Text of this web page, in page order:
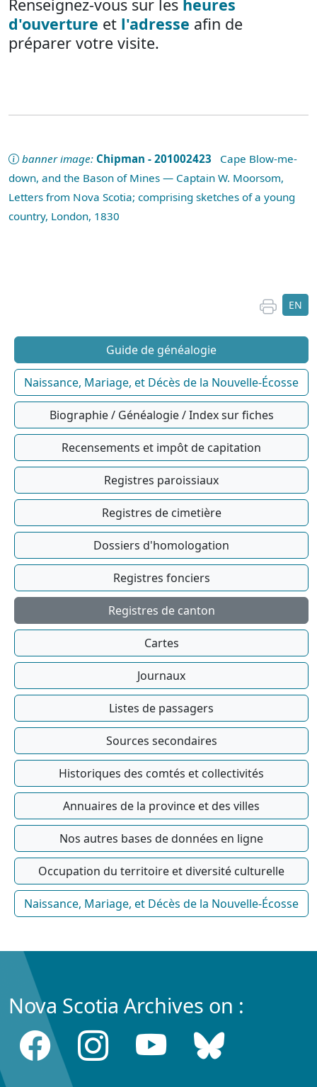
Renseignez-vous sur les heures
d'ouverture et l'adresse afin de
préparer votre visite.
banner image: Chipman - 201002423 Cape Blow-me-
down, and the Bason of Mines — Captain W. Moorsom,
Letters from Nova Scotia; comprising sketches of a young
country, London, 1830
EN
Guide de généalogie
Naissance, Mariage, et Décès de la Nouvelle-Écosse
Biographie / Généalogie / Index sur fiches
Recensements et impôt de capitation
Registres paroissiaux
Registres de cimetière
Dossiers d'homologation
Registres fonciers
Registres de canton
Cartes
Journaux
Listes de passagers
Sources secondaires
Historiques des comtés et collectivités
Annuaires de la province et des villes
Nos autres bases de données en ligne
Occupation du territoire et diversité culturelle
Naissance, Mariage, et Décès de la Nouvelle-Écosse
Nova Scotia Archives on :